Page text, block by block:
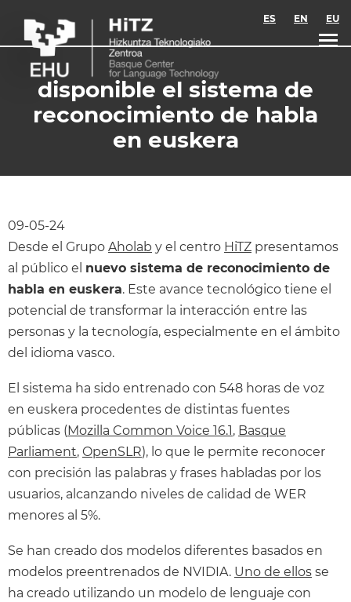
ES EN EU
disponible el sistema de
reconocimiento de habla
en euskera
09-05-24
Desde el Grupo Aholab y el centro HiTZ presentamos
al público el nuevo sistema de reconocimiento de
habla en euskera. Este avance tecnológico tiene el
potencial de transformar la interacción entre las
personas y la tecnología, especialmente en el ámbito
del idioma vasco.
El sistema ha sido entrenado con 548 horas de voz
en euskera procedentes de distintas fuentes
públicas (Mozilla Common Voice 16.1, Basque
Parliament, OpenSLR), lo que le permite reconocer
con precisión las palabras y frases habladas por los
usuarios, alcanzando niveles de calidad de WER
menores al 5%.
Se han creado dos modelos diferentes basados en
modelos preentrenados de NVIDIA. Uno de ellos se
ha creado utilizando un modelo de lenguaje con